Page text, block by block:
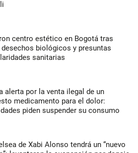
centro estético en Bogotá tras
desechos biológicos y presuntas
sanitarias
alerta por la venta ilegal de un
medicamento para el dolor:
piden suspender su consumo
de Xabi Alonso tendrá un “nuevo